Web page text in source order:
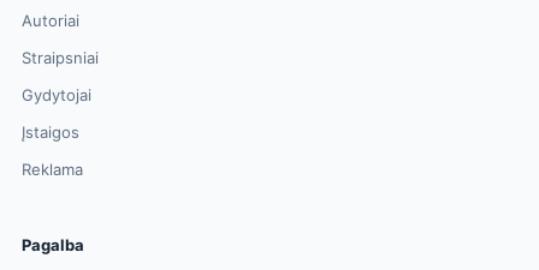
Autoriai
Straipsniai
Gydytojai
Įstaigos
Reklama
Pagalba